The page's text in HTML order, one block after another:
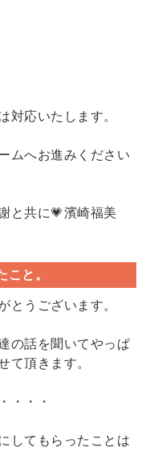
対応いたします。
ムへお進みください
崎福美
こと。
とうございます。
の話を聞いてやっぱ
て頂きます。
・・・
してもらったことは